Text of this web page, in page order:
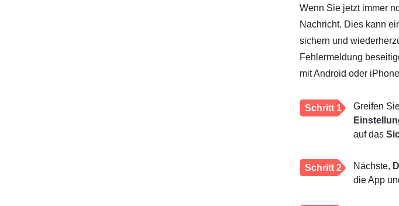
Wenn Sie jetzt immer
Nachricht. Dies kann
sichern und
Fehlermeldung
mit Android oder
Schritt 1 Greifen
auf das
Schritt 2 Nächste,
die App